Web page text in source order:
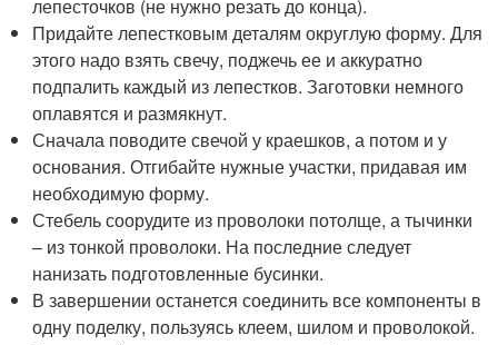
лепесточков (не нужно резать до конца).
Придайте лепестковым деталям округлую форму. Для
этого надо взять свечу, поджечь ее и аккуратно
подпалить каждый из лепестков. Заготовки немного
оплавятся и размякнут.
Сначала поводите свечой у краешков, а потом и у
основания. Отгибайте нужные участки, придавая им
необходимую форму.
Стебель соорудите из проволоки потолще, а тычинки
– из тонкой проволоки. На последние следует
нанизать подготовленные бусинки.
В завершении останется соединить все компоненты в
одну поделку, пользуясь клеем, шилом и проволокой.